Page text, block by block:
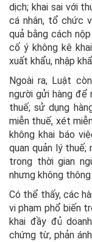
dịch; khai sai với
cá nhân, tổ chức
quả bằng cách
cố ý không kê
xuất khẩu, nhập
Ngoài ra, Luật
người gửi hàng để
thuế; sử dụng
miễn thuế, xét
không khai báo
quan quản lý
trong thời gian
nhưng không
Có thể thấy, các
vi phạm phổ biến
khai đầy đủ
chứng từ, phản